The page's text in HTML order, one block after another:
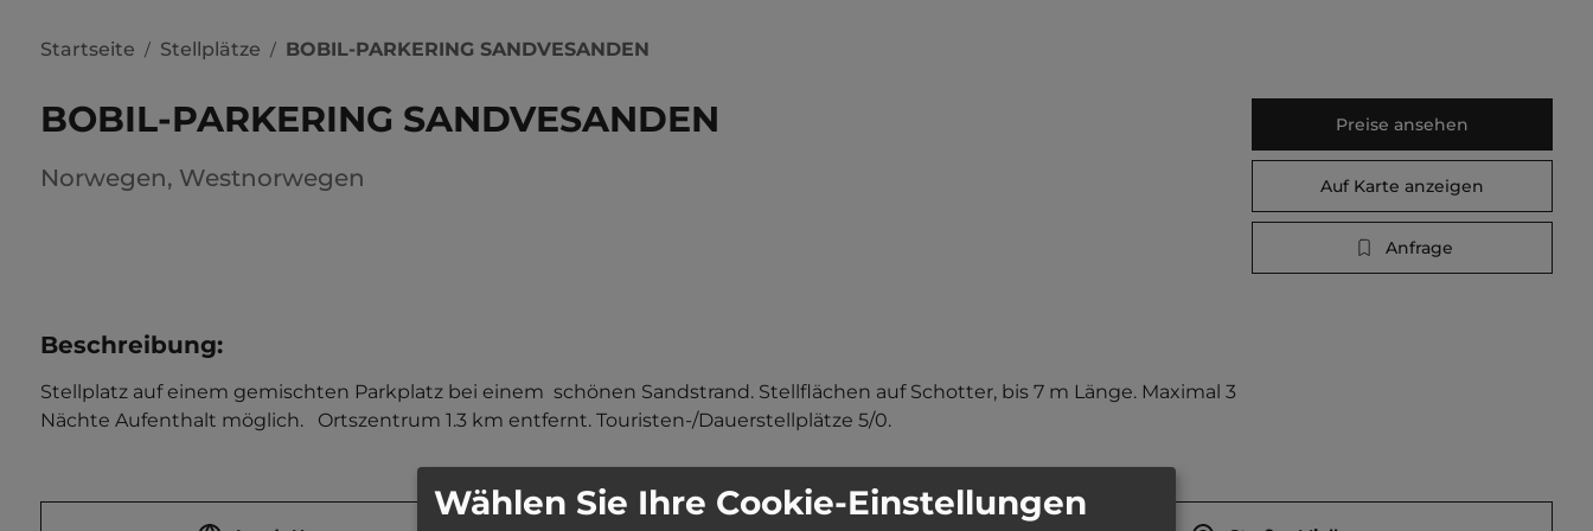
Startseite / Stellplätze / BOBIL-PARKERING SANDVESANDEN
BOBIL-PARKERING SANDVESANDEN
Norwegen, Westnorwegen
Preise ansehen
Auf Karte anzeigen
Anfrage
Beschreibung:
Stellplatz auf einem gemischten Parkplatz bei einem  schönen Sandstrand. Stellflächen auf Schotter, bis 7 m Länge. Maximal 3
Nächte Aufenthalt möglich.   Ortszentrum 1.3 km entfernt. Touristen-/Dauerstellplätze 5/0.
Wählen Sie Ihre Cookie-Einstellungen